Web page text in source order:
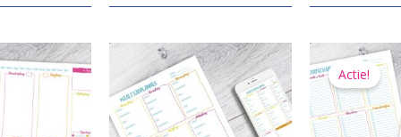
Actie!